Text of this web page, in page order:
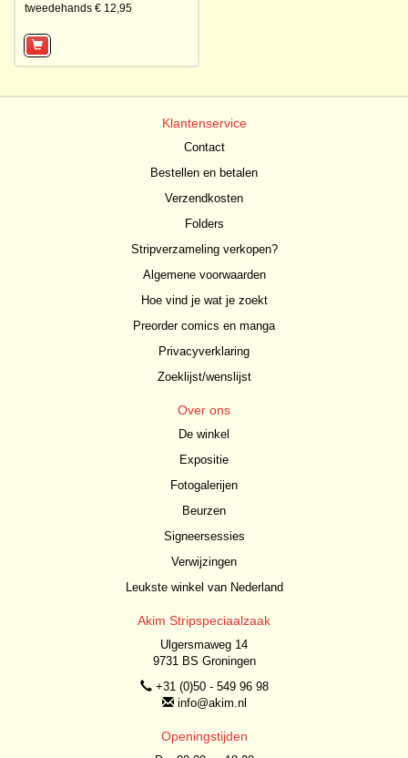
tweedehands € 12,95
Klantenservice
Contact
Bestellen en betalen
Verzendkosten
Folders
Stripverzameling verkopen?
Algemene voorwaarden
Hoe vind je wat je zoekt
Preorder comics en manga
Privacyverklaring
Zoeklijst/wenslijst
Over ons
De winkel
Expositie
Fotogalerijen
Beurzen
Signeersessies
Verwijzingen
Leukste winkel van Nederland
Akim Stripspeciaalzaak
Ulgersmaweg 14
9731 BS Groningen
+31 (0)50 - 549 96 98
info@akim.nl
Openingstijden